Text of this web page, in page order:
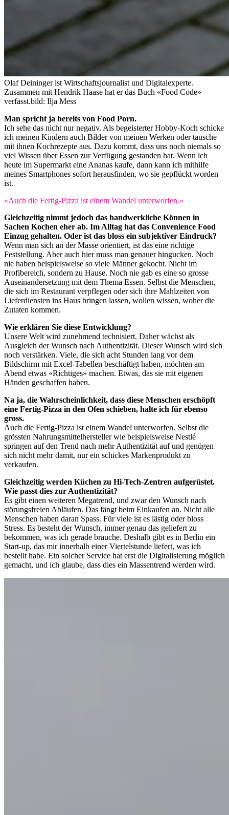
Olaf Deininger ist Wirtschaftsjournalist und Digitalexperte.
Zusammen mit Hendrik Haase hat er das Buch «Food Code»
verfasst.bild: Ilja Mess
Man spricht ja bereits von Food Porn.
Ich sehe das nicht nur negativ. Als begeisterter Hobby-Koch schicke
ich meinen Kindern auch Bilder von meinen Werken oder tausche
mit ihnen Kochrezepte aus. Dazu kommt, dass uns noch niemals so
viel Wissen über Essen zur Verfügung gestanden hat. Wenn ich
heute im Supermarkt eine Ananas kaufe, dann kann ich mithilfe
meines Smartphones sofort herausfinden, wo sie gepflückt worden
ist.
«Auch die Fertig-Pizza ist einem Wandel unterworfen.»
Gleichzeitig nimmt jedoch das handwerkliche Können in
Sachen Kochen eher ab. Im Alltag hat das Convenience Food
Einzug gehalten. Oder ist das bloss ein subjektiver Eindruck?
Wenn man sich an der Masse orientiert, ist das eine richtige
Feststellung. Aber auch hier muss man genauer hingucken. Noch
nie haben beispielsweise so viele Männer gekocht. Nicht im
Profibereich, sondern zu Hause. Noch nie gab es eine so grosse
Auseinandersetzung mit dem Thema Essen. Selbst die Menschen,
die sich im Restaurant verpflegen oder sich ihre Mahlzeiten von
Lieferdiensten ins Haus bringen lassen, wollen wissen, woher die
Zutaten kommen.
Wie erklären Sie diese Entwicklung?
Unsere Welt wird zunehmend technisiert. Daher wächst als
Ausgleich der Wunsch nach Authentizität. Dieser Wunsch wird sich
noch verstärken. Viele, die sich acht Stunden lang vor dem
Bildschirm mit Excel-Tabellen beschäftigt haben, möchten am
Abend etwas «Richtiges» machen. Etwas, das sie mit eigenen
Händen geschaffen haben.
Na ja, die Wahrscheinlichkeit, dass diese Menschen erschöpft
eine Fertig-Pizza in den Ofen schieben, halte ich für ebenso
gross.
Auch die Fertig-Pizza ist einem Wandel unterworfen. Selbst die
grössten Nahrungsmittelhersteller wie beispielsweise Nestlé
springen auf den Trend nach mehr Authentizität auf und genügen
sich nicht mehr damit, nur ein schickes Markenprodukt zu
verkaufen.
Gleichzeitig werden Küchen zu Hi-Tech-Zentren aufgerüstet.
Wie passt dies zur Authentizität?
Es gibt einen weiteren Megatrend, und zwar den Wunsch nach
störungsfreien Abläufen. Das fängt beim Einkaufen an. Nicht alle
Menschen haben daran Spass. Für viele ist es lästig oder bloss
Stress. Es besteht der Wunsch, immer genau das geliefert zu
bekommen, was ich gerade brauche. Deshalb gibt es in Berlin ein
Start-up, das mir innerhalb einer Viertelstunde liefert, was ich
bestellt habe. Ein solcher Service hat erst die Digitalisierung möglich
gemacht, und ich glaube, dass dies ein Massentrend werden wird.